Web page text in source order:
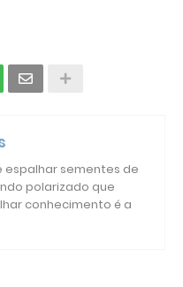
espalhar sementes de
polarizado que
conhecimento é a